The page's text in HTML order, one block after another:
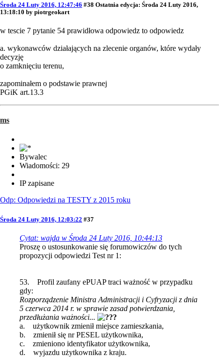
Środa 24 Luty 2016, 12:47:46 #38 Ostatnia edycja: Środa 24 Luty 2016,
13:18:10 by piotrgeokart
w tescie 7 pytanie 54 prawidłowa odpowiedz to odpowiedz
a. wykonawców działających na zlecenie organów, które wydały
decyzję
o zamknięciu terenu,
zapominałem o podstawie prawnej
PGiK art.13.3
ms
Bywalec
Wiadomości: 29
IP zapisane
Odp: Odpowiedzi na TESTY z 2015 roku
Środa 24 Luty 2016, 12:03:22 #37
Cytat: wajda w Środa 24 Luty 2016, 10:44:13
Proszę o ustosunkowanie się forumowiczów do tych
propozycji odpowiedzi Test nr 1:
53. Profil zaufany ePUAP traci ważność w przypadku
gdy:
Rozporządzenie Ministra Administracji i Cyfryzacji z dnia
5 czerwca 2014 r. w sprawie zasad potwierdzania,
przedłużania ważności...
a. użytkownik zmienił miejsce zamieszkania,
b. zmienił się nr PESEL użytkownika,
c. zmieniono identyfikator użytkownika,
d. wyjazdu użytkownika z kraju.